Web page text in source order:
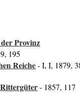
Provinz
195
Reiche- I, I, 1879,
- 1857, 117